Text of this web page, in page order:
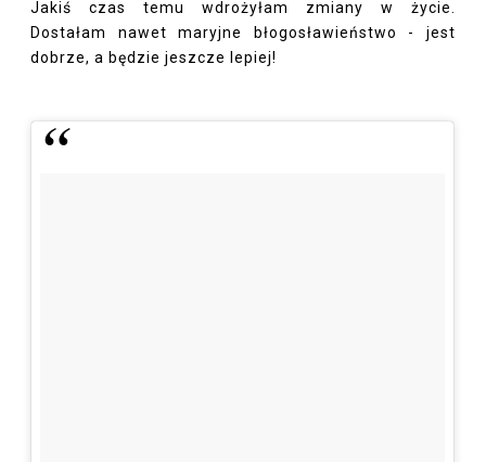
Jakiś czas temu wdrożyłam zmiany w życie.
Dostałam nawet maryjne błogosławieństwo - jest
dobrze, a będzie jeszcze lepiej!